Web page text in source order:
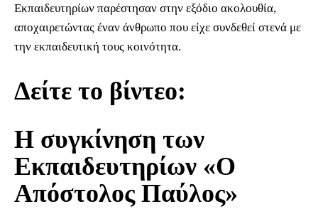
Εκπαιδευτηρίων παρέστησαν στην εξόδιο ακολουθία,
αποχαιρετώντας έναν άνθρωπο που είχε συνδεθεί στενά με
την εκπαιδευτική τους κοινότητα.
Δείτε το βίντεο:
Η συγκίνηση των
Εκπαιδευτηρίων «Ο
Απόστολος Παύλος»